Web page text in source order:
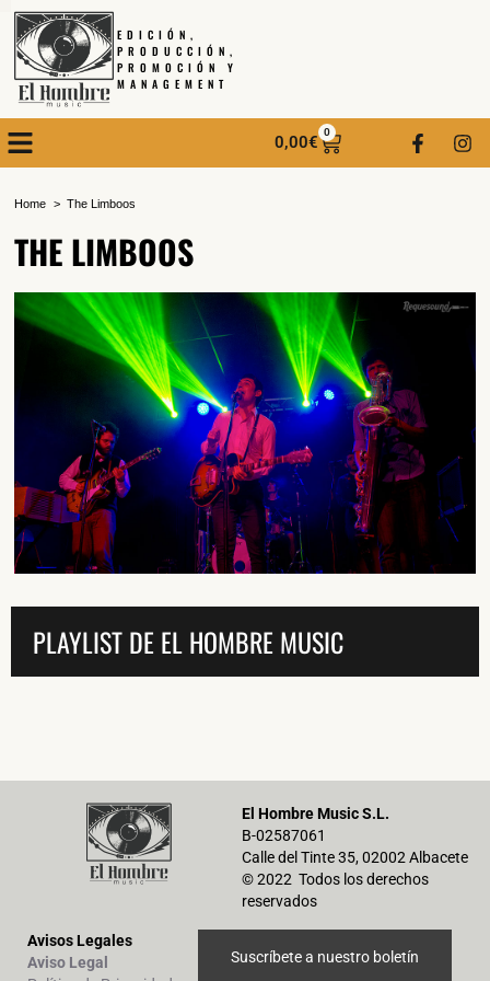
EDICIÓN,
PRODUCCIÓN,
PROMOCIÓN Y
MANAGEMENT
0,00€
0
Home The Limboos
THE LIMBOOS
PLAYLIST DE EL HOMBRE MUSIC
El Hombre Music S.L.
B-02587061
Calle del Tinte 35, 02002 Albacete
© 2022 Todos los derechos
reservados
Avisos Legales
Aviso Legal
Suscríbete a nuestro boletín
SUSCRÍBETE A NUESTRO BOLETÍN
He leído y acepto laPolítica de Privacidady laNota Legal
DARME DE ALTA